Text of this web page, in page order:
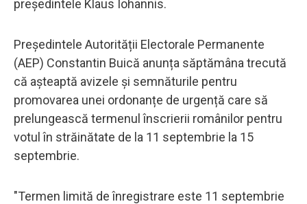
președintele Klaus Iohannis.
Președintele Autorității Electorale Permanente
(AEP) Constantin Buică anunța săptămâna trecută
că așteaptă avizele și semnăturile pentru
promovarea unei ordonanțe de urgență care să
prelungească termenul înscrierii românilor pentru
votul în străinătate de la 11 septembrie la 15
septembrie.
"Termen limită de înregistrare este 11 septembrie